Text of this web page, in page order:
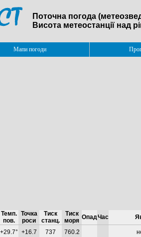
Поточна погода
Висота метеостанції над
Мапи погоди
Темп.
пов.
Точка
роси
Тиск
станц.
Тиск
моря ОпадЧас
+29.7° +16.7 737 760.2